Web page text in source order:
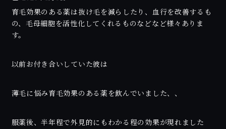
育毛効果のある薬は抜け毛を減らしたり、血行を改善するも
の、毛母細胞を活性化してくれるものなどなど様々ありま
す。
以前お付き合いしていた彼は
薄毛に悩み育毛効果のある薬を飲んでいました、、
服薬後、半年程で外見的にもわかる程の効果が現れました